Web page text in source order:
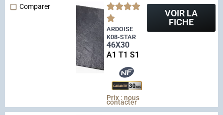
Comparer
ARDOISE
K08-STAR
46X30
A1 T1 S1
Prix : nous
contacter
VOIR LA
FICHE